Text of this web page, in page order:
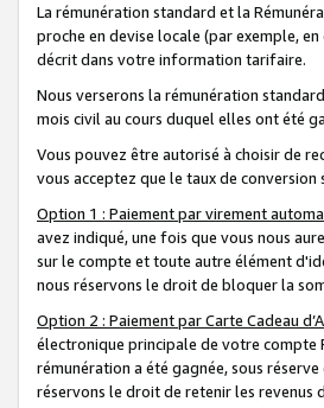
La rémunération standard et la
proche en devise locale (par exemple,
décrit dans votre information tarifaire.
Nous verserons la rémunération
mois civil au cours duquel elles ont été
Vous pouvez être autorisé à choisir de
vous acceptez que le taux de
Option 1 : Paiement par virement
avez indiqué, une fois que vous nous
sur le compte et toute autre élément
nous réservons le droit de bloquer la
Option 2 : Paiement par Carte Cadeau
électronique principale de votre compte
rémunération a été gagnée, sous
réservons le droit de retenir les revenus